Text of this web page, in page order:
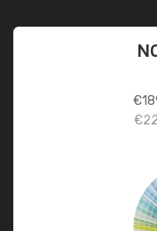
€
€